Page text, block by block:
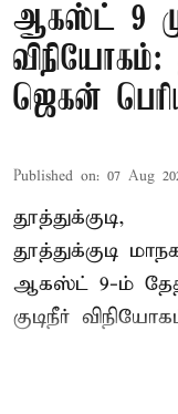
ஆகஸ்ட் 9
விநியோகம்:
ஜெகன்
Published on: 07 Aug
தூத்துக்குடி,
தூத்துக்குடி
ஆகஸ்ட் 9-ம்
குடிநீர்